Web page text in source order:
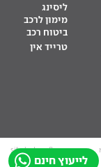
לייעוץ חינם
ליסינג
מימון לרכב
ביטוח רכב
טרייד אין
site by tq.soft